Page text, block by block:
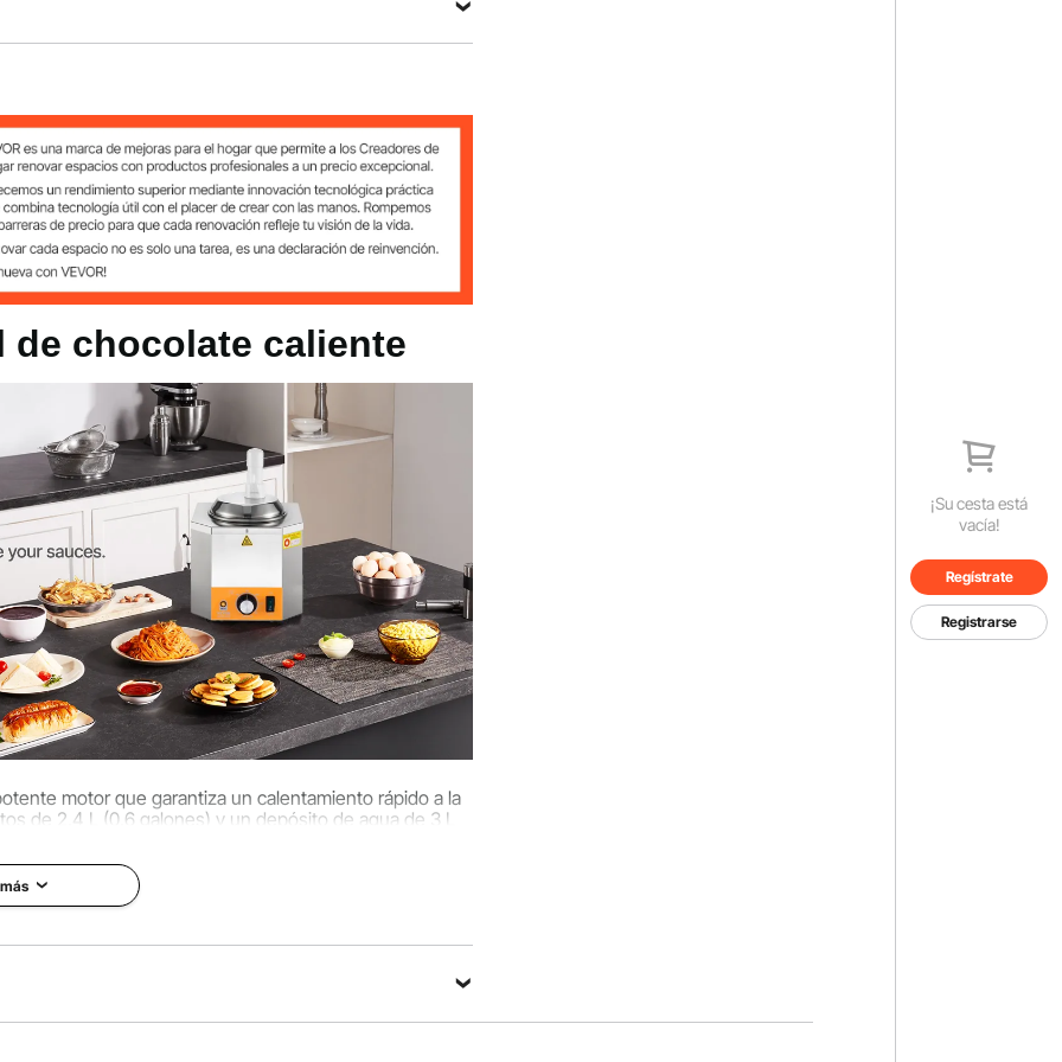
¡Su cesta está
vacía!
Regístrate
Registrarse
60 Hz
86 ℉ - 230 ℉
mm / 10,4 x 11,0 x 15,4 pulgadas
de chocolate caliente
motor que garantiza un calentamiento rápido a la
de 2,4 L (0,6 galones) y un depósito de agua de 3 L